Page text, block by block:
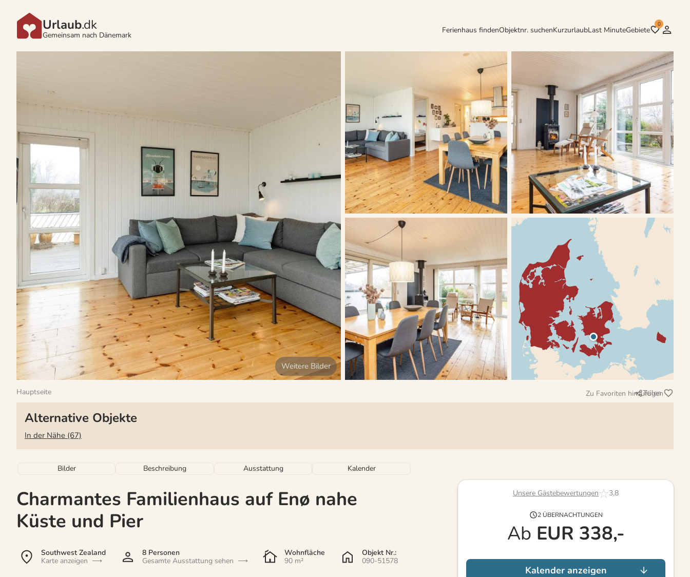
Urlaub.dk
Gemeinsam nach Dänemark
Ferienhaus findenObjektnr. suchenKurzurlaubLast MinuteGebiete
0
Hauptseite Zu Favoriten hinzufügen
Teilen
Alternative Objekte
In der Nähe (67)
Bilder Beschreibung Ausstattung Kalender
Charmantes Familienhaus auf Enø nahe
Küste und Pier
Southwest Zealand
Karte anzeigen
8 Personen
Gesamte Ausstattung sehen
Wohnfläche
90 m²
Objekt Nr.:
090-51578
Unsere Gästebewertungen 3,8
2 ÜBERNACHTUNGEN
Ab EUR 338,-
Kalender anzeigen